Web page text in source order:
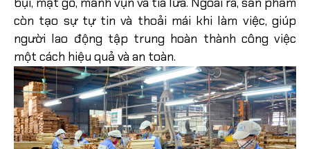
còn tạo sự tự tin và thoải mái khi làm việc, giúp
người lao động tập trung hoàn thành công việc
một cách hiệu quả và an toàn.